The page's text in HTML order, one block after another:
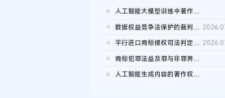
人工智能大模型训练中著作权的合理使用
数据权益竞争法保护的裁判路径构建
平行进口商标侵权司法判定规则的困境与纾解
商标犯罪法益及罪与非罪界限研究
人工智能生成内容的著作权司法认定：演进逻辑、现实困境与规则建...